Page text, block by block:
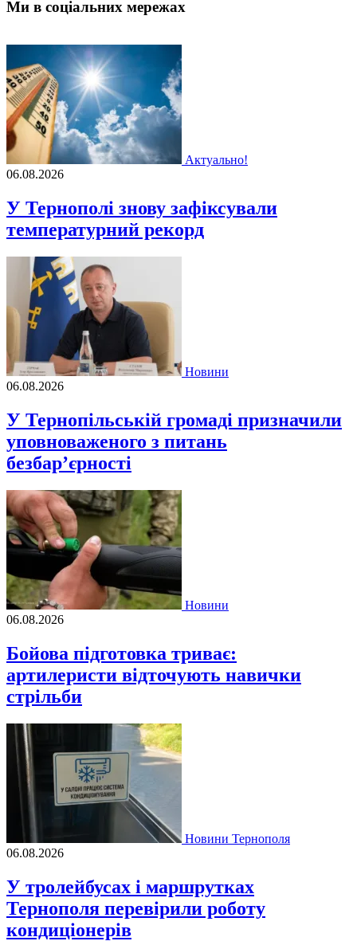
Ми в соціальних мережах
Актуально!
06.08.2026
У Тернополі знову зафіксували
температурний рекорд
Новини
06.08.2026
У Тернопільській громаді призначили
уповноваженого з питань
безбар’єрності
Новини
06.08.2026
Бойова підготовка триває:
артилеристи відточують навички
стрільби
Новини Тернополя
06.08.2026
У тролейбусах і маршрутках
Тернополя перевірили роботу
кондиціонерів